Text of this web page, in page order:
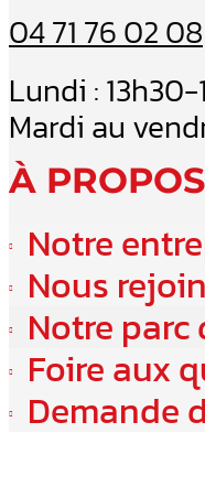
04 71 76 02 08
Lundi : 13h30-
Mardi au
À PROPOS
Notre
Nous
Notre
Foire aux
Demande